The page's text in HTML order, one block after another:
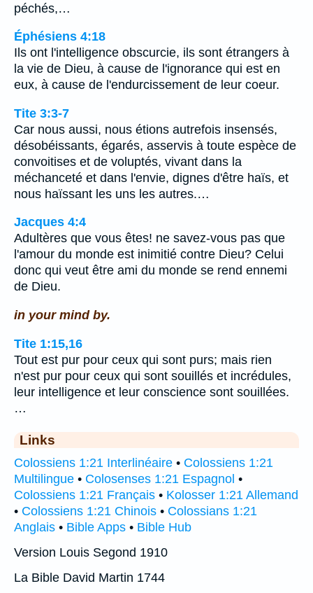
péchés,…
Éphésiens 4:18
Ils ont l'intelligence obscurcie, ils sont étrangers à
la vie de Dieu, à cause de l'ignorance qui est en
eux, à cause de l'endurcissement de leur coeur.
Tite 3:3-7
Car nous aussi, nous étions autrefois insensés,
désobéissants, égarés, asservis à toute espèce de
convoitises et de voluptés, vivant dans la
méchanceté et dans l'envie, dignes d'être haïs, et
nous haïssant les uns les autres.…
Jacques 4:4
Adultères que vous êtes! ne savez-vous pas que
l'amour du monde est inimitié contre Dieu? Celui
donc qui veut être ami du monde se rend ennemi
de Dieu.
in your mind by.
Tite 1:15,16
Tout est pur pour ceux qui sont purs; mais rien
n'est pur pour ceux qui sont souillés et incrédules,
leur intelligence et leur conscience sont souillées.
…
Links
Colossiens 1:21 Interlinéaire • Colossiens 1:21
Multilingue • Colosenses 1:21 Espagnol •
Colossiens 1:21 Français • Kolosser 1:21 Allemand
• Colossiens 1:21 Chinois • Colossians 1:21
Anglais • Bible Apps • Bible Hub
Version Louis Segond 1910
La Bible David Martin 1744